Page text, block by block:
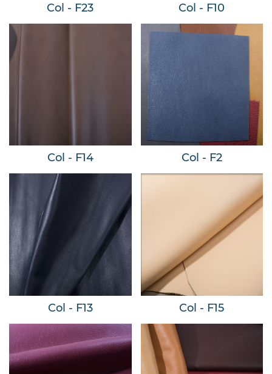
Col - F23 Col - F10
Col - F14 Col - F2
Col - F13 Col - F15